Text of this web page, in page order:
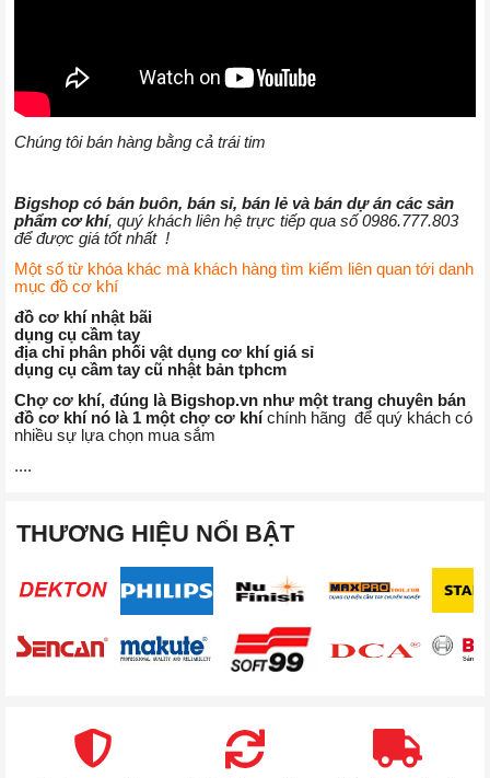
Chúng tôi bán hàng bằng cả trái tim
Bigshop có bán buôn, bán sỉ, bán lẻ và bán dự án các sản
phẩm cơ khí, quý khách liên hệ trực tiếp qua số 0986.777.803
để được giá tốt nhất !
Một số từ khóa khác mà khách hàng tìm kiếm liên quan tới danh
mục đồ cơ khí
đồ cơ khí nhật bãi
dụng cụ cầm tay
địa chỉ phân phối vật dụng cơ khí giá sỉ
dụng cụ cầm tay cũ nhật bản tphcm
Chợ cơ khí, đúng là Bigshop.vn như một trang chuyên bán
đồ cơ khí nó là 1 một chợ cơ khíchính hãng để quý khách có
nhiều sự lựa chọn mua sắm
....
THƯƠNG HIỆU NỔI BẬT